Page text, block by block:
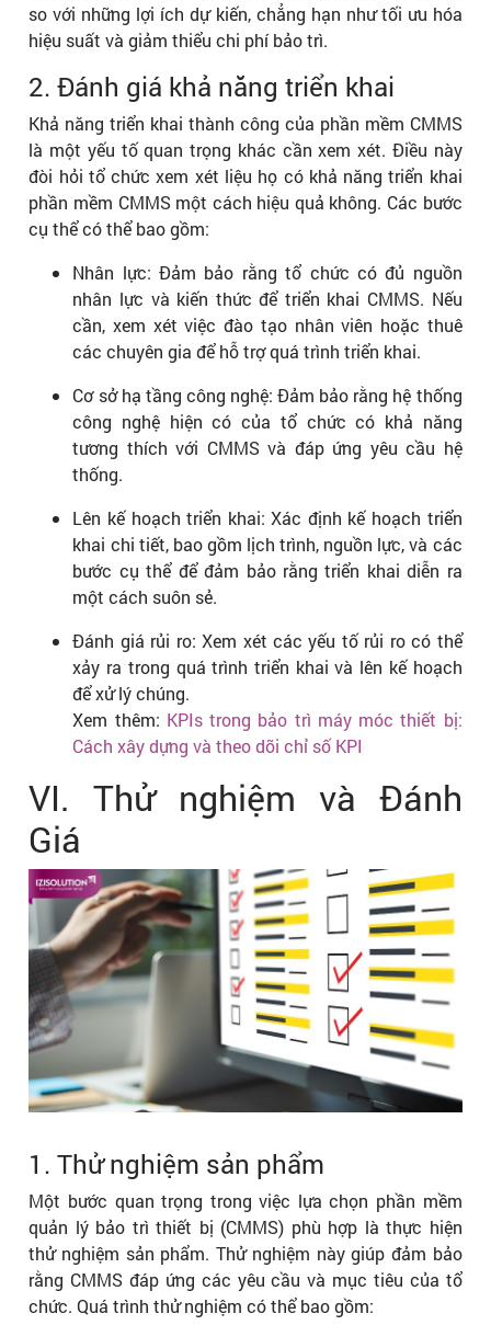
so với những lợi ích dự kiến, chẳng hạn như tối ưu hóa
hiệu suất và giảm thiểu chi phí bảo trì.
2. Đánh giá khả năng triển khai
Khả năng triển khai thành công của phần mềm CMMS
là một yếu tố quan trọng khác cần xem xét. Điều này
đòi hỏi tổ chức xem xét liệu họ có khả năng triển khai
phần mềm CMMS một cách hiệu quả không. Các bước
cụ thể có thể bao gồm:
Nhân lực: Đảm bảo rằng tổ chức có đủ nguồn
nhân lực và kiến thức để triển khai CMMS. Nếu
cần, xem xét việc đào tạo nhân viên hoặc thuê
các chuyên gia để hỗ trợ quá trình triển khai.
Cơ sở hạ tầng công nghệ: Đảm bảo rằng hệ thống
công nghệ hiện có của tổ chức có khả năng
tương thích với CMMS và đáp ứng yêu cầu hệ
thống.
Lên kế hoạch triển khai: Xác định kế hoạch triển
khai chi tiết, bao gồm lịch trình, nguồn lực, và các
bước cụ thể để đảm bảo rằng triển khai diễn ra
một cách suôn sẻ.
Đánh giá rủi ro: Xem xét các yếu tố rủi ro có thể
xảy ra trong quá trình triển khai và lên kế hoạch
để xử lý chúng.
Xem thêm: KPIs trong bảo trì máy móc thiết bị:
Cách xây dựng và theo dõi chỉ số KPI
VI. Thử nghiệm và Đánh
Giá
1. Thử nghiệm sản phẩm
Một bước quan trọng trong việc lựa chọn phần mềm
quản lý bảo trì thiết bị (CMMS) phù hợp là thực hiện
thử nghiệm sản phẩm. Thử nghiệm này giúp đảm bảo
rằng CMMS đáp ứng các yêu cầu và mục tiêu của tổ
chức. Quá trình thử nghiệm có thể bao gồm: